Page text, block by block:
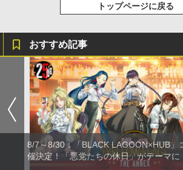
トップページに戻る
おすすめ記事
8/7～8/30：「BLACK LAGOON×HUB」
催決定！「悪党たちの休日」がテーマに